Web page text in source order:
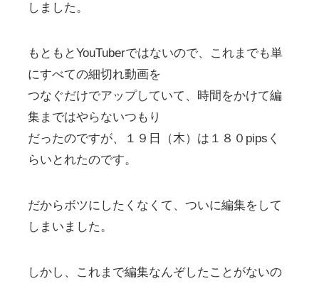
しました。
もともとYouTuberではないので、これまでも単
にすべての細切れ動画を
つなぐだけでアップしていて、時間をかけて編
集まではやらないつもり
だったのですが、１９日（木）は１８０pipsく
らいとれたのです。
だからボツにしたくなくて、ついに編集をして
しまいました。
しかし、これまで編集なんぞしたことがないの